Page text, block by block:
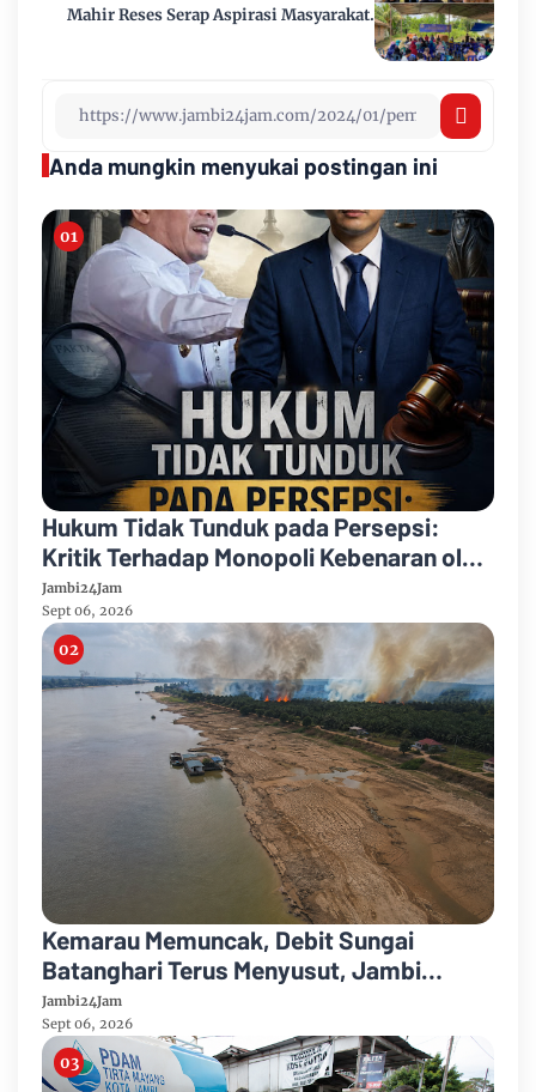
Mahir Reses Serap Aspirasi Masyarakat.
Anda mungkin menyukai postingan ini
Hukum Tidak Tunduk pada Persepsi:
Kritik Terhadap Monopoli Kebenaran oleh
Media dan Aktivis
Jambi24Jam
Sept 06, 2026
Kemarau Memuncak, Debit Sungai
Batanghari Terus Menyusut, Jambi
Hadapi Ancaman Krisis Air Bersih dan
Karhutla
Jambi24Jam
Sept 06, 2026